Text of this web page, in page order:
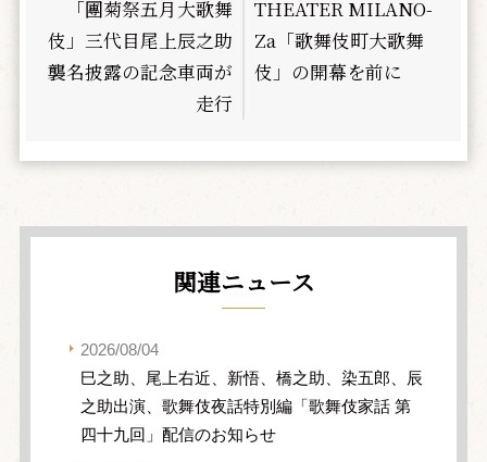
「團菊祭五月大歌舞
伎」三代目尾上辰之助
襲名披露の記念車両が
走行
THEATER MILANO-
Za「歌舞伎町大歌舞
伎」の開幕を前に
関連ニュース
2026/08/04
巳之助、尾上右近、新悟、橋之助、染五郎、辰
之助出演、歌舞伎夜話特別編「歌舞伎家話 第
四十九回」配信のお知らせ